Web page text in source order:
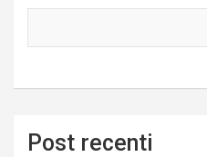
Post recenti